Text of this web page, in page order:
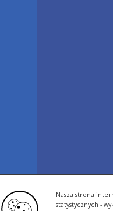
Nasza strona
statystycznych -